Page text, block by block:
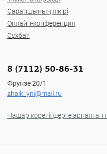
Сарапшының пікірі
Онлайн-конференция
Сұхбат
8 (7112) 50-86-31
Фрунзе 20/1
zhaik_yni@mail.ru
Нашар көретіндерге арналған